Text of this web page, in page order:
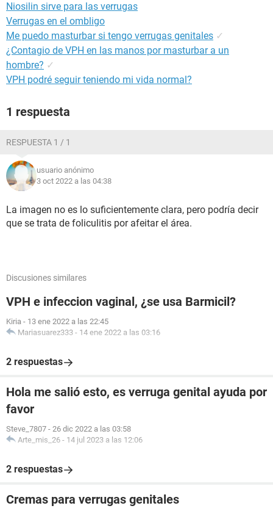
Niosilin sirve para las verrugas
Verrugas en el ombligo
Me puedo masturbar si tengo verrugas genitales ✓
¿Contagio de VPH en las manos por masturbar a un
hombre? ✓
VPH podré seguir teniendo mi vida normal?
1 respuesta
RESPUESTA 1 / 1
usuario anónimo
3 oct 2022 a las 04:38
La imagen no es lo suficientemente clara, pero podría decir
que se trata de foliculitis por afeitar el área.
Discusiones similares
VPH e infeccion vaginal, ¿se usa Barmicil?
Kiria - 13 ene 2022 a las 22:45
Mariasuarez333 - 14 ene 2022 a las 03:16
2 respuestas
Hola me salió esto, es verruga genital ayuda por
favor
Steve_7807 - 26 dic 2022 a las 03:58
Arte_mis_26 - 14 jul 2023 a las 12:06
2 respuestas
Cremas para verrugas genitales